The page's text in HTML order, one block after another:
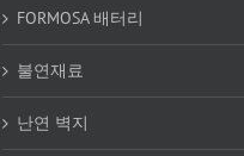
FORMOSA 배터리
불연재료
난연 벽지